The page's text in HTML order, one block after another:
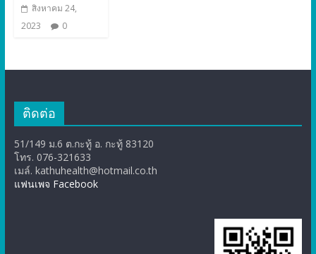
สิงหาคม 24,
2023
0
ติดต่อ
51/149 ม.6 ต.กะทู้ อ. กะทู้ 83120
โทร. 076-321633
เมล์. kathuhealth@hotmail.co.th
แฟนเพจ Facebook